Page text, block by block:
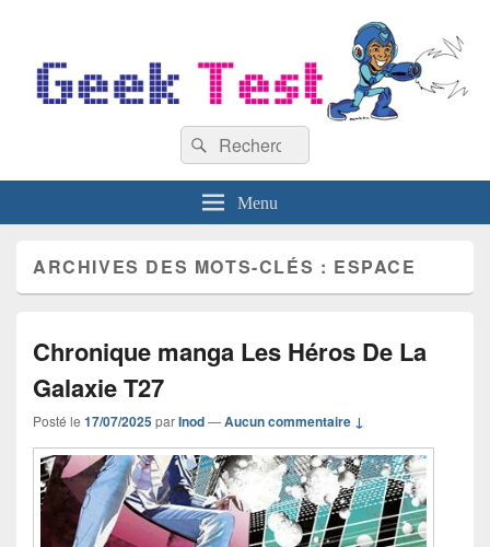
Recherche :
Rechercher
Menu
ARCHIVES DES MOTS-CLÉS : ESPACE
Chronique manga Les Héros De La
Galaxie T27
Posté le 17/07/2025parInod—Aucun commentaire ↓